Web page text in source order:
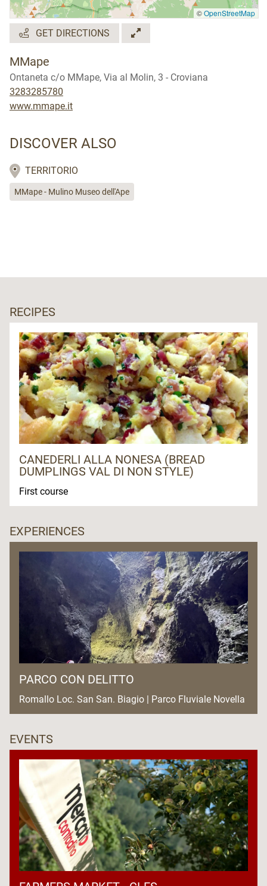
©OpenStreetMap
GET DIRECTIONS
MMape
Ontaneta c/o MMape, Via al Molin, 3 - Croviana
3283285780
www.mmape.it
DISCOVER ALSO
TERRITORIO
MMape - Mulino Museo dell'Ape
RECIPES
CANEDERLI ALLA NONESA (BREAD
DUMPLINGS VAL DI NON STYLE)
First course
EXPERIENCES
PARCO CON DELITTO
Romallo Loc. San San. Biagio | Parco Fluviale Novella
EVENTS